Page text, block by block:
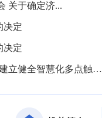
关于确定济...
决定
决定
济南市卫生健康委员会等8部门关于印发济南市建立健全智慧化多点触发传染病监测预警体系三年行动方案（20...